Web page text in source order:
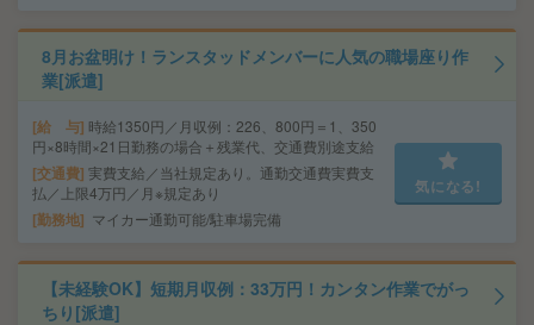
8月お盆明け！ランスタッドメンバーに人気の職場座り作
業[派遣]
給 与 時給1350円／月収例：226、800円＝1、350
円×8時間×21日勤務の場合＋残業代、交通費別途支給
交通費 実費支給／当社規定あり。通勤交通費実費支
払／上限4万円／月※規定あり
勤務地 マイカー通勤可能/駐車場完備
気になる!
【未経験OK】短期月収例：33万円！カンタン作業でがっ
ちり[派遣]